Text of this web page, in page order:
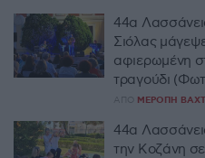
44α
Σιόλας
αφιερωμένη
τραγούδι
ΑΠΌ ΜΕΡΌΠΗ
44α
την Κοζάνη σε